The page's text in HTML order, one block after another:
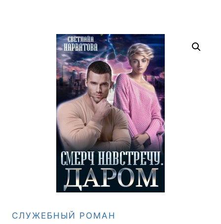
СЛУЖЕБНЫЙ РОМАН